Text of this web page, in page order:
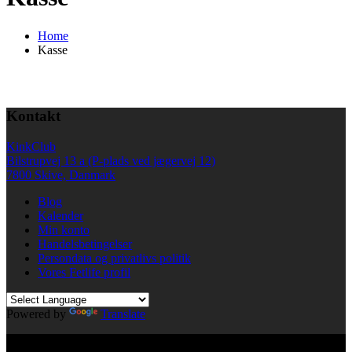
Home
Kasse
Kontakt
KinkClub
Bilstrupvej 13 a (P-plads ved jægervej 12)
7800 Skive, Danmark
Blog
Kalender
Min konto
Handelsbetingelser
Persondata og privatlivs politik
Vores Fetlife profil
Powered by
Translate